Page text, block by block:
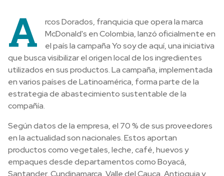
A
rcos Dorados, franquicia que opera la marca
McDonald's en Colombia, lanzó oficialmente en
el país la campaña Yo soy de aquí, una iniciativa
que busca visibilizar el origen local de los ingredientes
utilizados en sus productos. La campaña, implementada
en varios países de Latinoamérica, forma parte de la
estrategia de abastecimiento sustentable de la
compañía.
Según datos de la empresa, el 70 % de sus proveedores
en la actualidad son nacionales. Estos aportan
productos como vegetales, leche, café, huevos y
empaques desde departamentos como Boyacá,
Santander, Cundinamarca, Valle del Cauca, Antioquia y